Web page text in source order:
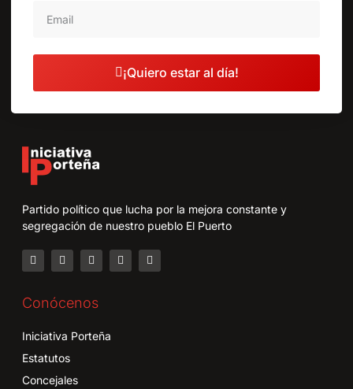
¡Quiero estar al día!
Partido político que lucha por la mejora constante y
segregación de nuestro pueblo El Puerto
Conócenos
Iniciativa Porteña
Estatutos
Concejales